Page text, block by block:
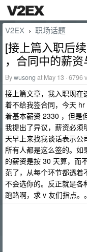
V2EX › 职场话题
[接上篇入职后
，合同中的薪
Bywusong at May 13 · 6796
接上篇文章，我入职现在
着不给我签合同，今天
着基本薪资 2330 ，但是
我提出了异议，薪资必
天早上来找我谈话表示公
所有人都是这么签的。
的薪资是按 30 天算，而
范了，从每个环节都透着
不会选你的。反正就是各
跑路啊，求 v 友们指点。